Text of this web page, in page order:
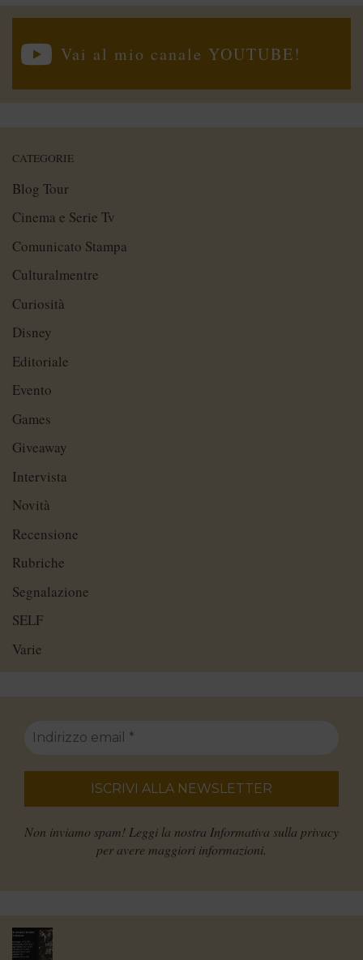
Vai al mio canale YOUTUBE!
CATEGORIE
Blog Tour
Cinema e Serie Tv
Comunicato Stampa
Culturalmentre
Curiosità
Disney
Editoriale
Evento
Games
Giveaway
Intervista
Novità
Recensione
Rubriche
Segnalazione
SELF
Varie
Non inviamo spam! Leggi la nostra Informativa sulla privacy
per avere maggiori informazioni.